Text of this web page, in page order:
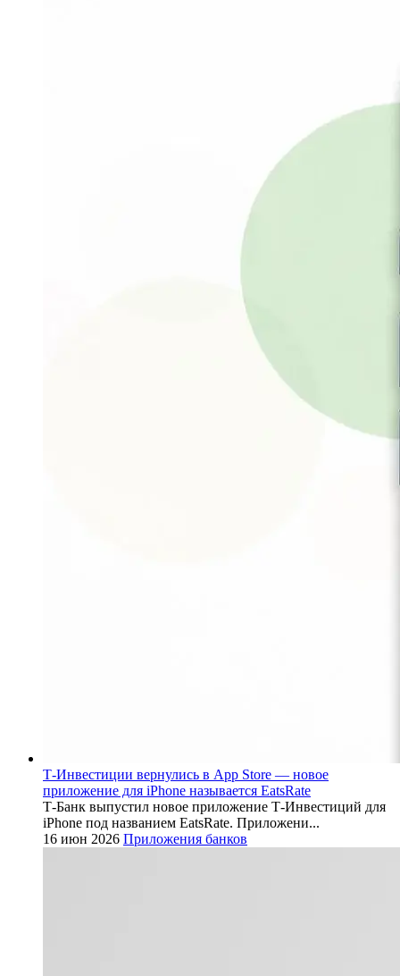
Т-Инвестиции вернулись в App Store — новое
приложение для iPhone называется EatsRate
Т-Банк выпустил новое приложение Т-Инвестиций для
iPhone под названием EatsRate. Приложени...
16 июн 2026 Приложения банков